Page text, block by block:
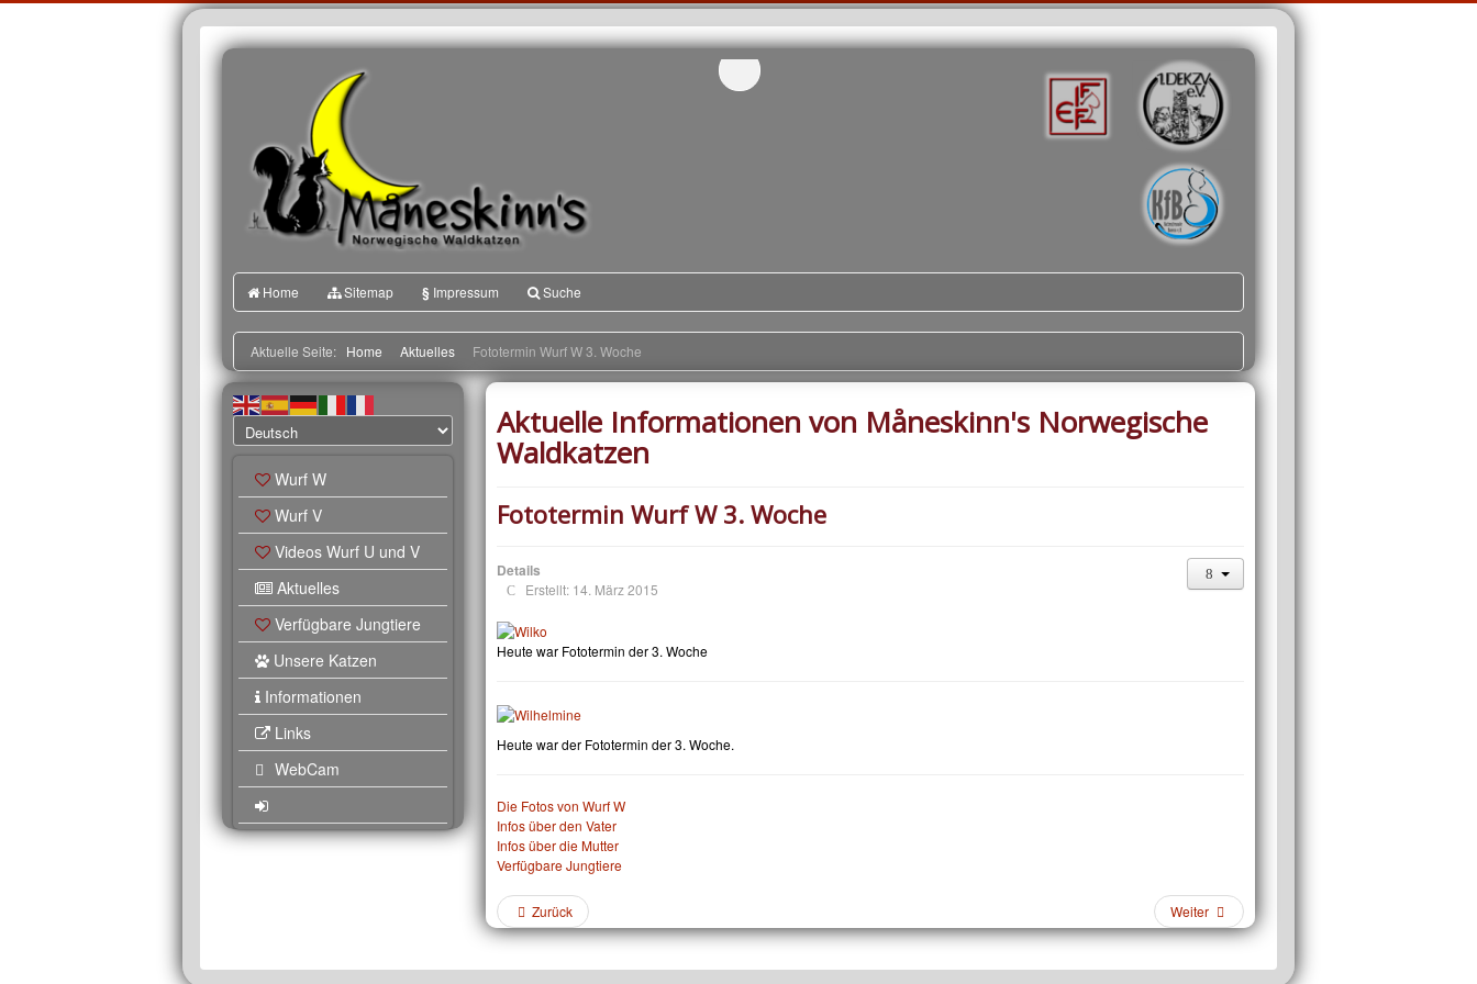
Home Sitemap § Impressum Suche
Aktuelle Seite: Home Aktuelles Fototermin Wurf W 3. Woche
Wurf W
Wurf V
Videos Wurf U und V
Aktuelles
Verfügbare Jungtiere
Unsere Katzen
Informationen
Links
WebCam
Aktuelle Informationen von Måneskinn's Norwegische
Waldkatzen
Fototermin Wurf W 3. Woche
Details
Erstellt: 14. März 2015
Heute war Fototermin der 3. Woche
Heute war der Fototermin der 3. Woche.
Die Fotos von Wurf W
Infos über den Vater
Infos über die Mutter
Verfügbare Jungtiere
Zurück Weiter